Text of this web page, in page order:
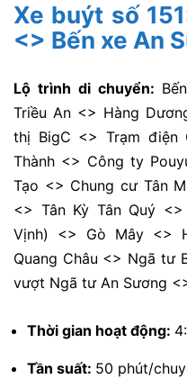
Xe buýt số
<> Bến xe An
Lộ trình di chuyển:
Triều An <> Hàng
thị BigC <> Trạm điện
Thành <> Công ty
Tạo <> Chung cư Tân
<> Tân Kỳ Tân Quý
Vịnh) <> Gò Mây <>
Quang Châu <> Ngã tư
vượt Ngã tư An Sương
Thời gian hoạt động:
Tần suất: 50 phút/